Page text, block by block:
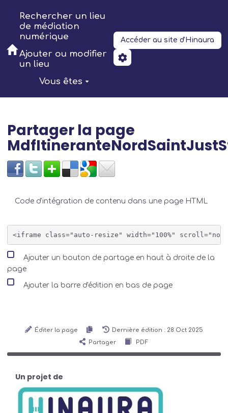
Aller au contenu principal
Rechercher un lieu
de médiation
numérique
Ajouter ou modifier
un lieu
Vous êtes
Accéder au site d'Hinaura
Partager la page
Code d'intégration de contenu dans une page HTML
Ajouter un bouton de partage en haut à droite de la
page
Ajouter la barre d'édition en bas de page
Éditer la page
Dernière édition : 28 Oct 2025
Partager
PDF
Un projet de